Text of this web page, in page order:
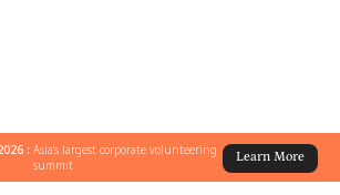
:Asia's largest corporate volunteering
summit
Learn More